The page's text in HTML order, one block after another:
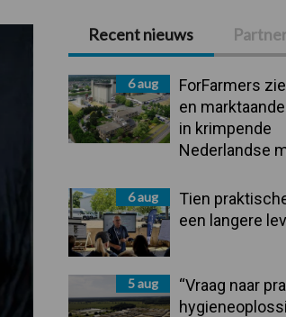
Primaire
Sidebar
Recent nieuws
6 aug
ForFarmers
en
in krimpende
Nederlandse
6 aug
Tien
een langere
5 aug
“Vraag naar